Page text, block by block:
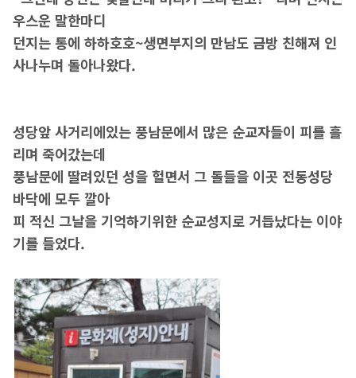
우스운 말한마디
던지는 통에 하하호호~생면부지의 만남도 금방 친해져 인
사나누며 돌아나왔다.
성당앞 사거리에있는 풍남문에서 많은 순교자들이 피를 흘
리며 죽어갔는데
풍남문에 딸려있던 성을 헐면서 그 돌들을 이곳 전동성당
바닥에 모두 깔아
피 적신 그날을 기억하기위한 순교성지로 거듭났다는 이야
기를 들었다.